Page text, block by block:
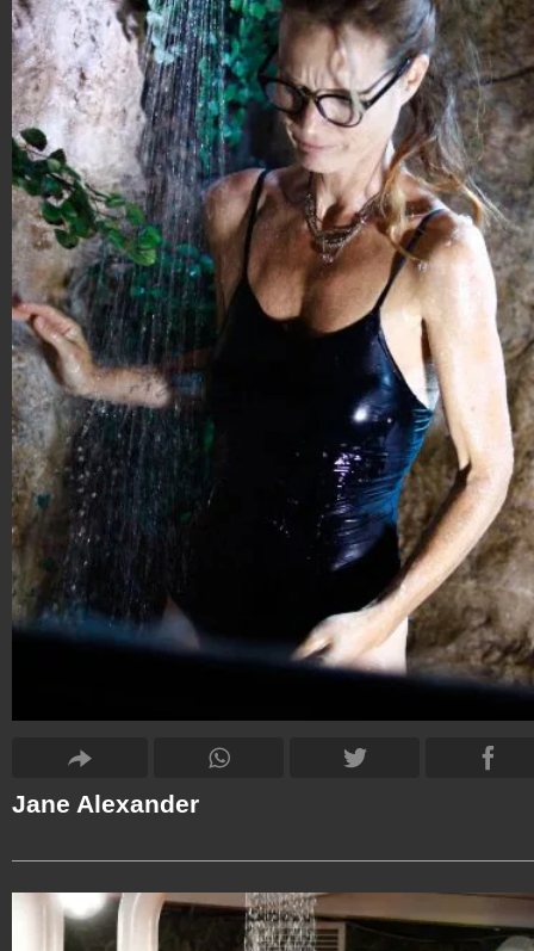
Jane Alexander